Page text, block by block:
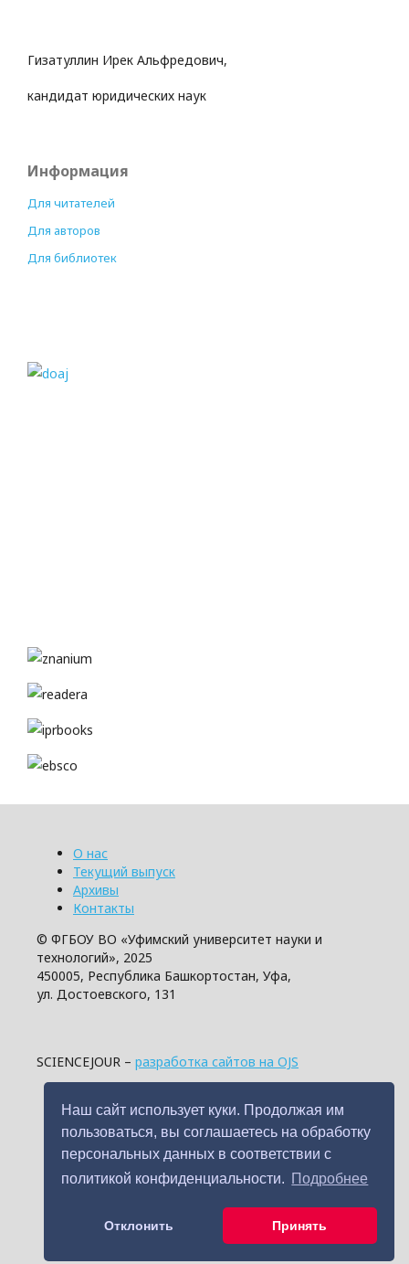
Наш сайт использует куки. Продолжая им
пользоваться, вы соглашаетесь на обработку
персональных данных в соответствии с
политикой конфиденциальности. Подробнее
Отклонить Принять
Гизатуллин Ирек Альфредович,
кандидат юридических наук
Информация
Для читателей
Для авторов
Для библиотек
О нас
Текущий выпуск
Архивы
Контакты
© ФГБОУ ВО «Уфимский университет науки и
технологий», 2025
450005, Республика Башкортостан, Уфа,
ул. Достоевского, 131
SCIENCEJOUR – разработка сайтов на OJS